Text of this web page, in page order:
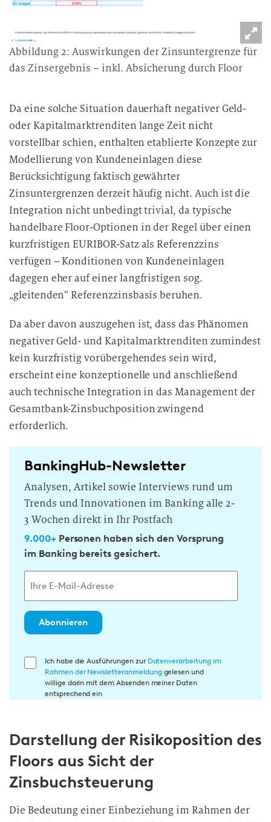
Abbildung 2: Auswirkungen der Zinsuntergrenze für
das Zinsergebnis – inkl. Absicherung durch Floor
Da eine solche Situation dauerhaft negativer Geld-
oder Kapitalmarktrenditen lange Zeit nicht
vorstellbar schien, enthalten etablierte Konzepte zur
Modellierung von Kundeneinlagen diese
Berücksichtigung faktisch gewährter
Zinsuntergrenzen derzeit häufig nicht. Auch ist die
Integration nicht unbedingt trivial, da typische
handelbare Floor-Optionen in der Regel über einen
kurzfristigen EURIBOR-Satz als Referenzzins
verfügen – Konditionen von Kundeneinlagen
dagegen eher auf einer langfristigen sog.
„gleitenden“ Referenzzinsbasis beruhen.
Da aber davon auszugehen ist, dass das Phänomen
negativer Geld- und Kapitalmarktrenditen zumindest
kein kurzfristig vorübergehendes sein wird,
erscheint eine konzeptionelle und anschließend
auch technische Integration in das Management der
Gesamtbank-Zinsbuchposition zwingend
erforderlich.
BankingHub-Newsletter
Analysen, Artikel sowie Interviews rund um
Trends und Innovationen im Banking alle 2-
3 Wochen direkt in Ihr Postfach
9.000+Personen haben sich den Vorsprung
im Banking bereits gesichert.
Abonnieren
E
l
i
g
n
Ich habe die Ausführungen zur Datenverarbeitung im
Rahmen der Newsletteranmeldunggelesen und
willige darin mit dem Absenden meiner Daten
entsprechend ein
Darstellung der Risikoposition des
Floors aus Sicht der
Zinsbuchsteuerung
Die Bedeutung einer Einbeziehung im Rahmen der